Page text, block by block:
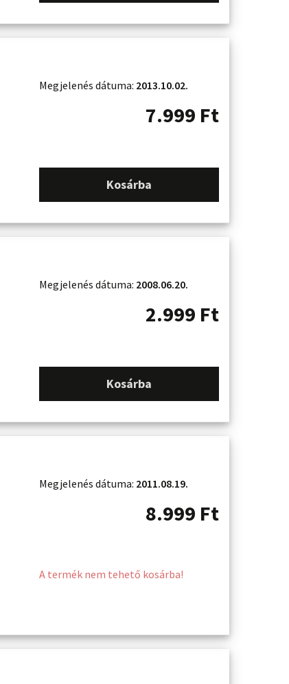
Megjelenés dátuma: 2013.10.02.
7.999 Ft
Kosárba
Megjelenés dátuma: 2008.06.20.
2.999 Ft
Kosárba
Megjelenés dátuma: 2011.08.19.
8.999 Ft
A termék nem tehető kosárba!